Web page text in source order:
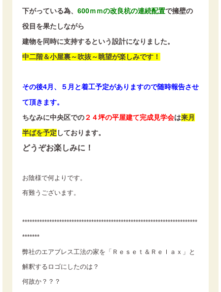
下がっている為、 600ｍｍの改良杭の連続配置で擁壁の
役目を果たしながら
建物を同時に支持するという設計になりました。
中二階＆小屋裏～吹抜～眺望が楽しみです！
その後4月、５月と着工予定がありますので随時報告させ
て頂きます。
ちなみに中央区での２４坪の平屋建て完成見学会は来月
半ばを予定 しております。
どうぞお楽しみに！
お陰様で何よりです。
有難うございます。
***********************************************************************
*******
弊社のエアブレス工法の家を「Ｒｅｓｅｔ＆Ｒｅｌａｘ」と
解釈するロゴにしたのは？
何故か？？？